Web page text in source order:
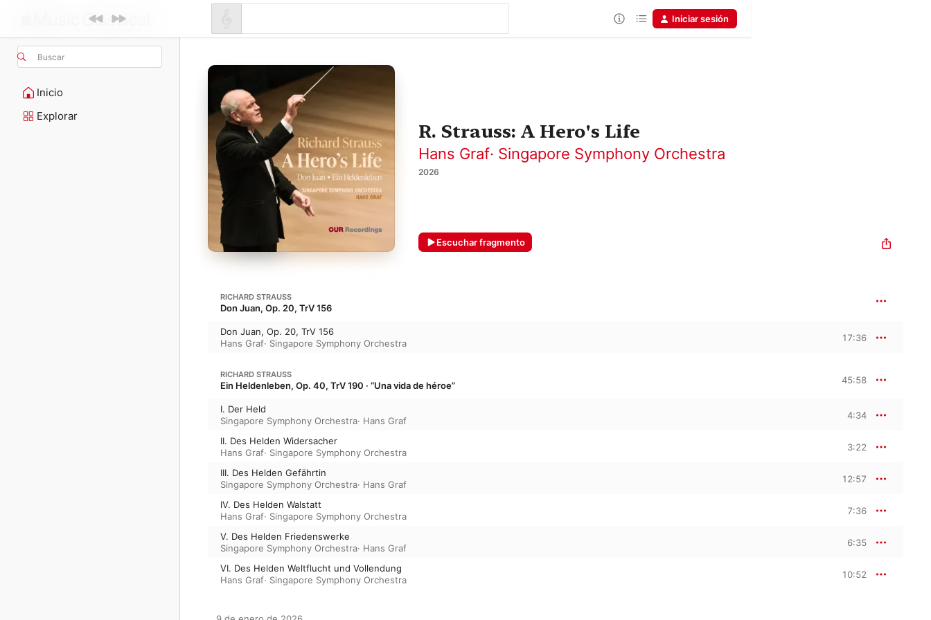
Buscar
Inicio
Explorar
Iniciar sesión
R. Strauss: A Hero's Life
Hans Graf· Singapore Symphony Orchestra
2026
Escuchar fragmento
RICHARD STRAUSS
Don Juan, Op. 20, TrV 156
Don Juan, Op. 20, TrV 156
Hans Graf· Singapore Symphony Orchestra 17:36
RICHARD STRAUSS
Ein Heldenleben, Op. 40, TrV 190 · “Una vida de héroe” 45:58
I. Der Held
Singapore Symphony Orchestra· Hans Graf 4:34
II. Des Helden Widersacher
Hans Graf· Singapore Symphony Orchestra 3:22
III. Des Helden Gefährtin
Singapore Symphony Orchestra· Hans Graf 12:57
IV. Des Helden Walstatt
Hans Graf· Singapore Symphony Orchestra 7:36
V. Des Helden Friedenswerke
Singapore Symphony Orchestra· Hans Graf 6:35
VI. Des Helden Weltflucht und Vollendung
Hans Graf· Singapore Symphony Orchestra 10:52